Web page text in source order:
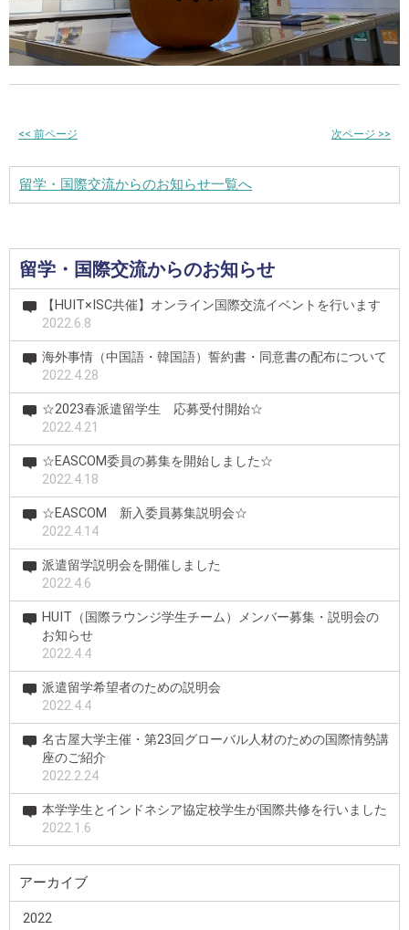
<< 前ページ 次ページ >>
留学・国際交流からのお知らせ一覧へ
留学・国際交流からのお知らせ
【HUIT×ISC共催】オンライン国際交流イベントを行います
2022.6.8
海外事情（中国語・韓国語）誓約書・同意書の配布について
2022.4.28
☆2023春派遣留学生 応募受付開始☆
2022.4.21
☆EASCOM委員の募集を開始しました☆
2022.4.18
☆EASCOM 新入委員募集説明会☆
2022.4.14
派遣留学説明会を開催しました
2022.4.6
HUIT（国際ラウンジ学生チーム）メンバー募集・説明会の
お知らせ
2022.4.4
派遣留学希望者のための説明会
2022.4.4
名古屋大学主催・第23回グローバル人材のための国際情勢講
座のご紹介
2022.2.24
本学学生とインドネシア協定校学生が国際共修を行いました
2022.1.6
アーカイブ
2022